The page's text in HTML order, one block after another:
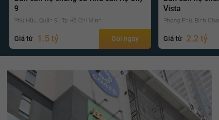
9
Phú Hữu, Quận 9 , Tp Hồ Chí Minh
Giá từ 1.5 tỷ Gọi ngay
Vista
Phong Phú, Bình
Giá từ 2.2 tỷ